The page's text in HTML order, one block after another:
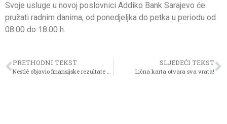
Svoje usluge u novoj poslovnici Addiko Bank Sarajevo će
pružati radnim danima, od ponedjeljka do petka u periodu od
08:00 do 18:00 h.
PRETHODNI TEKST
Nestlé objavio finansijske rezultate za 2023. godinu
SLJEDEĆI TEKST
Lična karta otvara sva vrata!